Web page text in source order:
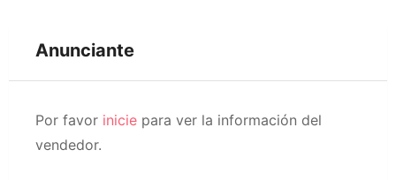
Anunciante
Por favor inicie para ver la información del
vendedor.